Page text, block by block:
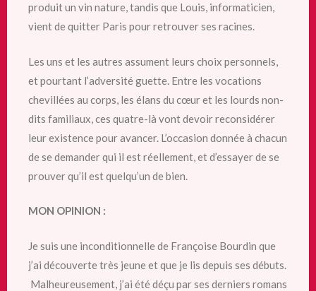
produit un vin nature, tandis que Louis, informaticien,
vient de quitter Paris pour retrouver ses racines.
Les uns et les autres assument leurs choix personnels,
et pourtant l’adversité guette. Entre les vocations
chevillées au corps, les élans du cœur et les lourds non-
dits familiaux, ces quatre-là vont devoir reconsidérer
leur existence pour avancer. L’occasion donnée à chacun
de se demander qui il est réellement, et d’essayer de se
prouver qu’il est quelqu’un de bien.
MON OPINION :
Je suis une inconditionnelle de Françoise Bourdin que
j’ai découverte très jeune et que je lis depuis ses débuts.
Malheureusement, j’ai été déçu par ses derniers romans